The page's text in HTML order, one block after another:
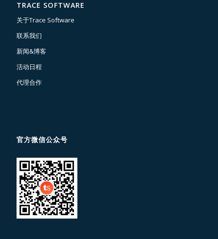
TRACE SOFTWARE
关于Trace Software
联系我们
新闻&博客
活动日程
代理合作
官方微信公众号